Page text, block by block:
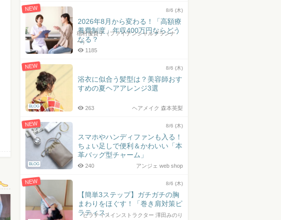
NEW 8/6 (木)
2026年8月から変わる！「高額療
養費制度」年収400万円ならどう
なる？
稲村優貴子（ファイナンシャルプランナ
ー）
1185
NEW
BLOG
8/6 (木)
浴衣に似合う髪型は？美容師おす
すめの夏ヘアアレンジ3選
ヘアメイク 森本英梨
263
NEW
BLOG
8/6 (木)
スマホやハンディファンも入る！
ちょい足しで便利＆かわいい「本
革バッグ型チャーム」
アンジェ web shop
240
NEW 8/6 (木)
【簡単3ステップ】ガチガチの胸
まわりをほぐす！「巻き肩対策ピ
ラティス」
ピラティスインストラクター 澤田みのり